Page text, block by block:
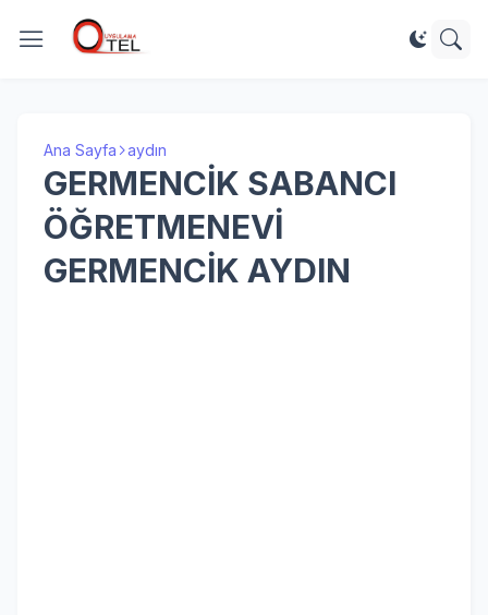
Ana Sayfa aydın
GERMENCİK SABANCI
ÖĞRETMENEVİ
GERMENCİK AYDIN